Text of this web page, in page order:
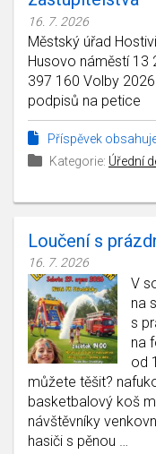
16. 7. 2026
Městský úřad
Husovo náměstí 13
397 160 Volby
podpisů na petice
Příspěvek
Kategorie: Úřední
Loučení s
16. 7. 2026
V
na
s
na
od
můžete těšit?
basketbalový koš
návštěvníky
hasiči s pěnou …